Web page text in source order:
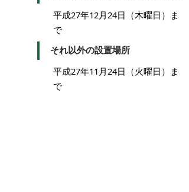
平成27年12月24日（木曜日）ま
で
それ以外の設置場所
平成27年11月24日（火曜日）ま
で